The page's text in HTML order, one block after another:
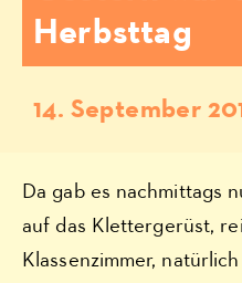
Herbsttag
14. September
Da gab es nachmittags
auf das Klettergerüst,
Klassenzimmer,